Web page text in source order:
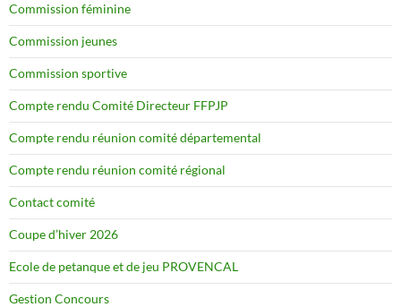
Commission féminine
Commission jeunes
Commission sportive
Compte rendu Comité Directeur FFPJP
Compte rendu réunion comité départemental
Compte rendu réunion comité régional
Contact comité
Coupe d’hiver 2026
Ecole de petanque et de jeu PROVENCAL
Gestion Concours